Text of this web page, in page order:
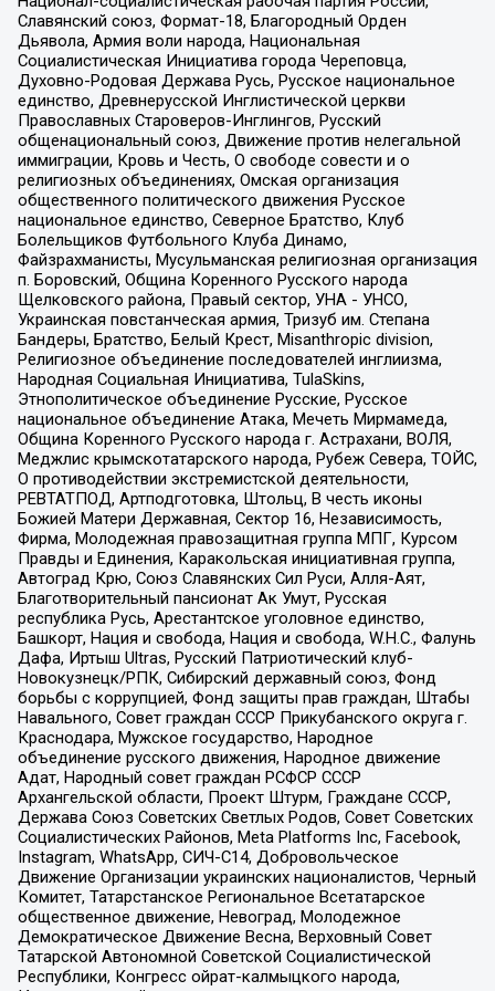
Славянский союз, Формат-18, Благородный Орден
Дьявола, Армия воли народа, Национальная
Социалистическая Инициатива города Череповца,
Духовно-Родовая Держава Русь, Русское национальное
единство, Древнерусской Инглистической церкви
Православных Староверов-Инглингов, Русский
общенациональный союз, Движение против нелегальной
иммиграции, Кровь и Честь, О свободе совести и о
религиозных объединениях, Омская организация
общественного политического движения Русское
национальное единство, Северное Братство, Клуб
Болельщиков Футбольного Клуба Динамо,
Файзрахманисты, Мусульманская религиозная организация
п. Боровский, Община Коренного Русского народа
Щелковского района, Правый сектор, УНА - УНСО,
Украинская повстанческая армия, Тризуб им. Степана
Бандеры, Братство, Белый Крест, Misanthropic division,
Религиозное объединение последователей инглиизма,
Народная Социальная Инициатива, TulaSkins,
Этнополитическое объединение Русские, Русское
национальное объединение Атака, Мечеть Мирмамеда,
Община Коренного Русского народа г. Астрахани, ВОЛЯ,
Меджлис крымскотатарского народа, Рубеж Севера, ТОЙС,
О противодействии экстремистской деятельности,
РЕВТАТПОД, Артподготовка, Штольц, В честь иконы
Божией Матери Державная, Сектор 16, Независимость,
Фирма, Молодежная правозащитная группа МПГ, Курсом
Правды и Единения, Каракольская инициативная группа,
Автоград Крю, Союз Славянских Сил Руси, Алля-Аят,
Благотворительный пансионат Ак Умут, Русская
республика Русь, Арестантское уголовное единство,
Башкорт, Нация и свобода, Нация и свобода, W.H.С., Фалунь
Дафа, Иртыш Ultras, Русский Патриотический клуб-
Новокузнецк/РПК, Сибирский державный союз, Фонд
борьбы с коррупцией, Фонд защиты прав граждан, Штабы
Навального, Совет граждан СССР Прикубанского округа г.
Краснодара, Мужское государство, Народное
объединение русского движения, Народное движение
Адат, Народный совет граждан РСФСР СССР
Архангельской области, Проект Штурм, Граждане СССР,
Держава Союз Советских Светлых Родов, Совет Советских
Социалистических Районов, Meta Platforms Inc, Facebook,
Instagram, WhatsApp, СИЧ-С14, Добровольческое
Движение Организации украинских националистов, Черный
Комитет, Татарстанское Региональное Всетатарское
общественное движение, Невоград, Молодежное
Демократическое Движение Весна, Верховный Совет
Татарской Автономной Советской Социалистической
Республики, Конгресс ойрат-калмыцкого народа,